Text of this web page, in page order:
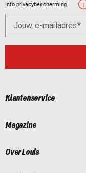
Info privacybescherming
Jouw e-mailadres
Klantenservice
Magazine
Over Louis